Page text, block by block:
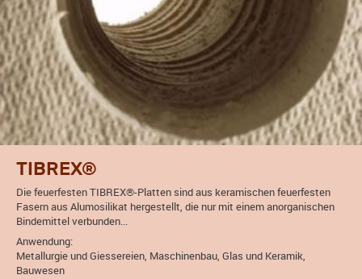
TIBREX®
Die feuerfesten TIBREX®-Platten sind aus keramischen feuerfesten
Fasern aus Alumosilikat hergestellt, die nur mit einem anorganischen
Bindemittel verbunden...
Anwendung:
Metallurgie und Giessereien, Maschinenbau, Glas und Keramik,
Bauwesen